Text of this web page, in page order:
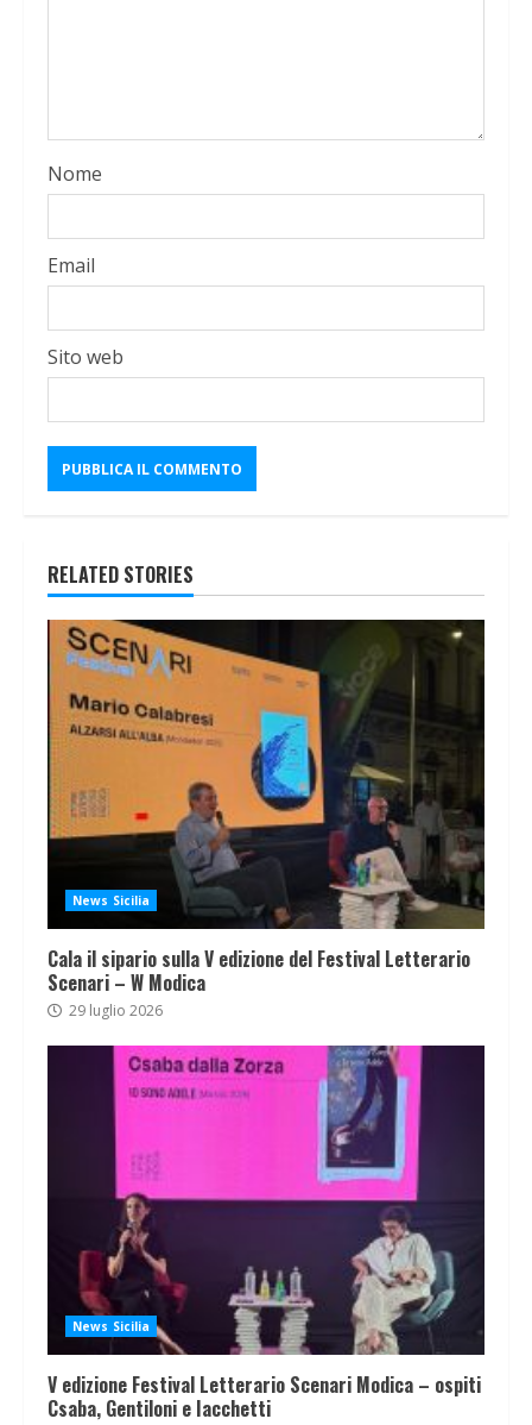
Nome
Email
Sito web
RELATED STORIES
News Sicilia
Cala il sipario sulla V edizione del Festival Letterario
Scenari – W Modica
29 luglio 2026
News Sicilia
V edizione Festival Letterario Scenari Modica – ospiti
Csaba, Gentiloni e Iacchetti